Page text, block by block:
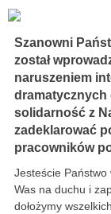
Szanowni
został
naruszeniem
dramatycznych
solidarność z
zadeklarować
pracowników
Jesteście Państwo
Was na duchu i
dołożymy